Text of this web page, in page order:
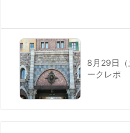
8月29日（
ークレポ